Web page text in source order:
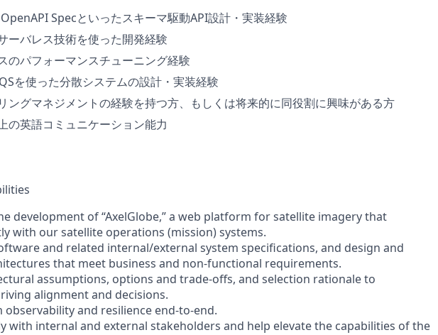
Specといったスキーマ駆動API設計・実装経験
ーバレス技術を使った開発経験
のパフォーマンスチューニング経験
を使った分散システムの設計・実装経験
ングマネジメントの経験を持つ方、もしくは将来的に同役割に興味がある方
の英語コミュニケーション能力
development of “AxelGlobe,” a web platform for satellite imagery that
with our satellite operations (mission) systems.
and related internal/external system specifications, and design and
that meet business and non-functional requirements.
assumptions, options and trade-offs, and selection rationale to
alignment and decisions.
observability and resilience end-to-end.
with internal and external stakeholders and help elevate the capabilities of the